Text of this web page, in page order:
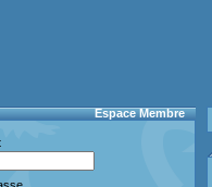
Espace Membre